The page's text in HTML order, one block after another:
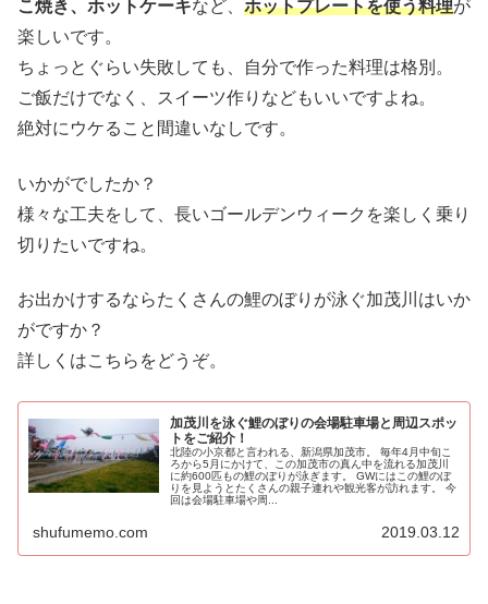
こ焼き、ホットケーキなど、 ホットプレートを使う料理が
楽しいです。
ちょっとぐらい失敗しても、自分で作った料理は格別。
ご飯だけでなく、スイーツ作りなどもいいですよね。
絶対にウケること間違いなしです。
いかがでしたか？
様々な工夫をして、長いゴールデンウィークを楽しく乗り
切りたいですね。
お出かけするならたくさんの鯉のぼりが泳ぐ加茂川はいか
がですか？
詳しくはこちらをどうぞ。
加茂川を泳ぐ鯉のぼりの会場駐車場と周辺スポッ
トをご紹介！
北陸の小京都と言われる、新潟県加茂市。 毎年4月中旬こ
ろから5月にかけて、この加茂市の真ん中を流れる加茂川
に約600匹もの鯉のぼりが泳ぎます。 GWにはこの鯉のぼ
りを見ようとたくさんの親子連れや観光客が訪れます。 今
回は会場駐車場や周...
shufumemo.com 2019.03.12